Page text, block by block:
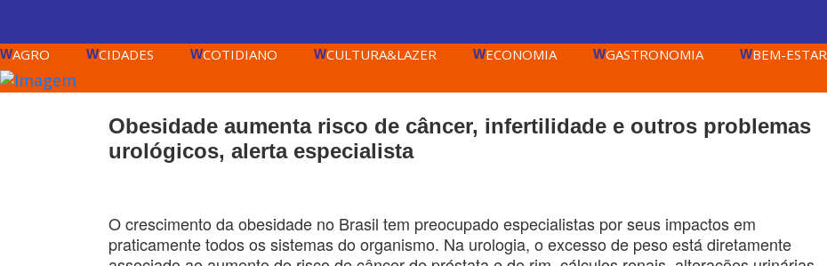
WAGRO WCIDADES WCOTIDIANO WCULTURA&LAZER WECONOMIA WGASTRONOMIA WBEM-ESTAR
Obesidade aumenta risco de câncer, infertilidade e outros problemas
urológicos, alerta especialista
O crescimento da obesidade no Brasil tem preocupado especialistas por seus impactos em
praticamente todos os sistemas do organismo. Na urologia, o excesso de peso está diretamente